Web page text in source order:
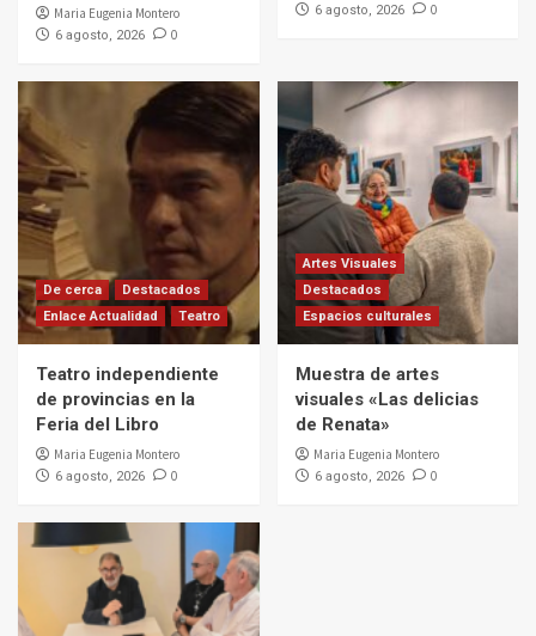
Maria Eugenia Montero
6 agosto, 2026 0
6 agosto, 2026 0
De cerca
Destacados
Enlace Actualidad
Teatro
Teatro independiente
de provincias en la
Feria del Libro
Maria Eugenia Montero
6 agosto, 2026 0
Artes Visuales
Destacados
Espacios culturales
Muestra de artes
visuales «Las delicias
de Renata»
Maria Eugenia Montero
6 agosto, 2026 0